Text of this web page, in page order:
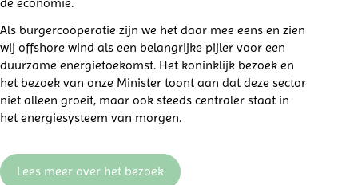
Als burgercoöperatie zijn we het daar mee eens en zien
wij offshore wind als een belangrijke pijler voor een
duurzame energietoekomst. Het koninklijk bezoek en
het bezoek van onze Minister toont aan dat deze sector
niet alleen groeit, maar ook steeds centraler staat in
het energiesysteem van morgen.
Lees meer over het bezoek